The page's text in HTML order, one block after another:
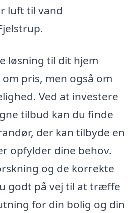
luft til vand
løsning til dit hjem
pris, men også om
Ved at investere
tilbud kan du finde
der kan tilbyde en
opfylder dine behov.
og de korrekte
godt på vej til at træffe
for din bolig og din